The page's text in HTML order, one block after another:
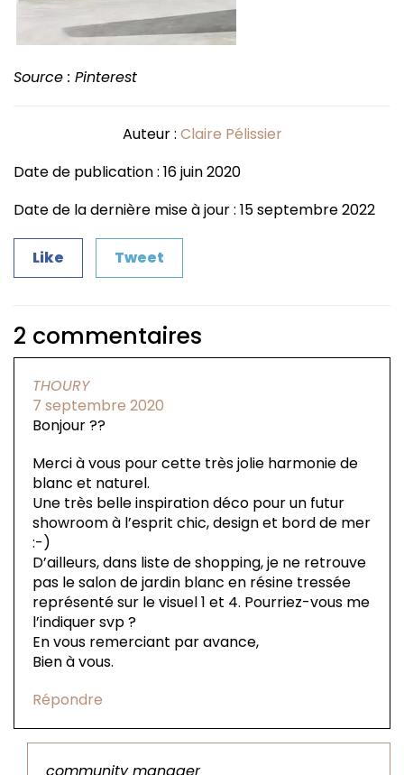
Source : Pinterest
Auteur : Claire Pélissier
Date de publication : 16 juin 2020
Date de la dernière mise à jour : 15 septembre 2022
Like Tweet
2 commentaires
THOURY
7 septembre 2020
Bonjour ??
Merci à vous pour cette très jolie harmonie de
blanc et naturel.
Une très belle inspiration déco pour un futur
showroom à l’esprit chic, design et bord de mer
:-)
D’ailleurs, dans liste de shopping, je ne retrouve
pas le salon de jardin blanc en résine tressée
représenté sur le visuel 1 et 4. Pourriez-vous me
l’indiquer svp ?
En vous remerciant par avance,
Bien à vous.
Répondre
community manager